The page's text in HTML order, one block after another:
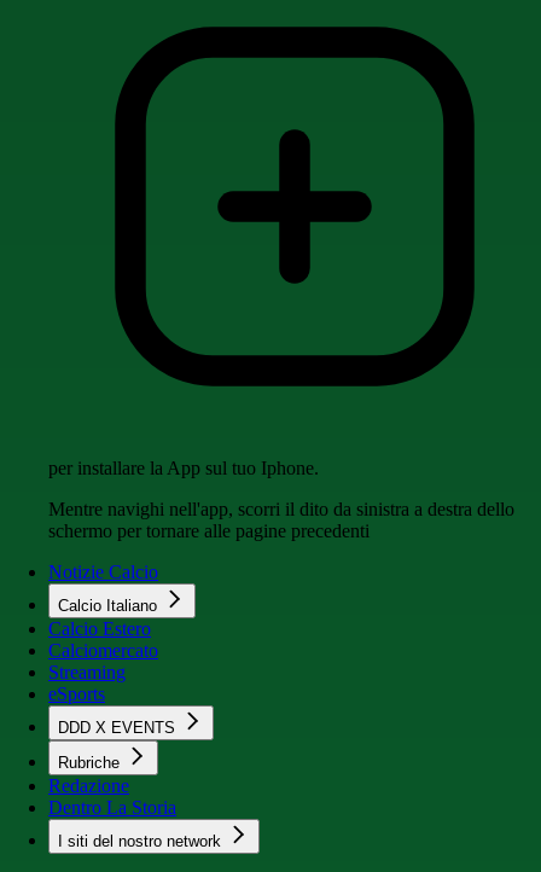
per installare la App sul tuo Iphone.
Mentre navighi nell'app, scorri il dito da sinistra a destra dello
schermo per tornare alle pagine precedenti
Notizie Calcio
Calcio Italiano
Calcio Estero
Calciomercato
Streaming
eSports
DDD X EVENTS
Rubriche
Redazione
Dentro La Storia
I siti del nostro network